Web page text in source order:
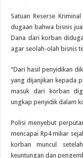
Satuan Reserse
dugaan bahwa bisnis
Dana dari korban
agar seolah-olah bisnis
“Dari hasil penyidikan
yang dijanjikan kepada
masuk dari korban
ungkap penyidik dalam
Polisi menyebut
mencapai Rp4 miliar
korban muncul
keuntungan dan